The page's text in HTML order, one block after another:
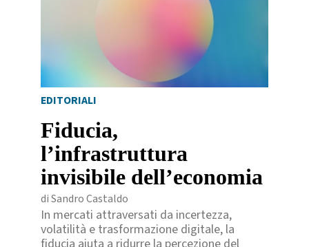
EDITORIALI
Fiducia,
l’infrastruttura
invisibile dell’economia
di Sandro Castaldo
In mercati attraversati da incertezza,
volatilità e trasformazione digitale, la